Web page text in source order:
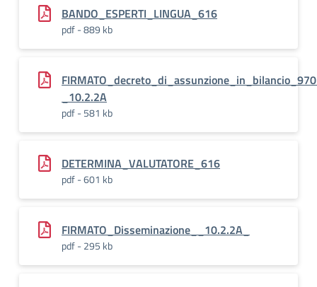
BANDO_ESPERTI_LINGUA_616
pdf - 889 kb
_10.2.2A
pdf - 581 kb
DETERMINA_VALUTATORE_616
pdf - 601 kb
FIRMATO_Disseminazione__10.2.2A_
pdf - 295 kb